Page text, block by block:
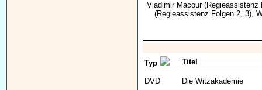
Vladimir Macour(Regieassistenz
(Regieassistenz Folgen 2, 3),
Typ Titel
DVD Die Witzakademie